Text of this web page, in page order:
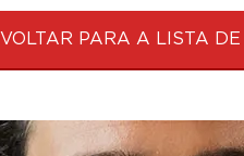
VOLTAR PARA A LISTA